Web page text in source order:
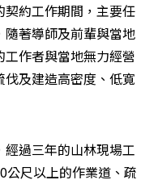
約工作期間，主要任
著導師及前輩與當地
作者與當地無力經營
及建造高密度、低寬
過三年的山林現場工
公尺以上的作業道、疏